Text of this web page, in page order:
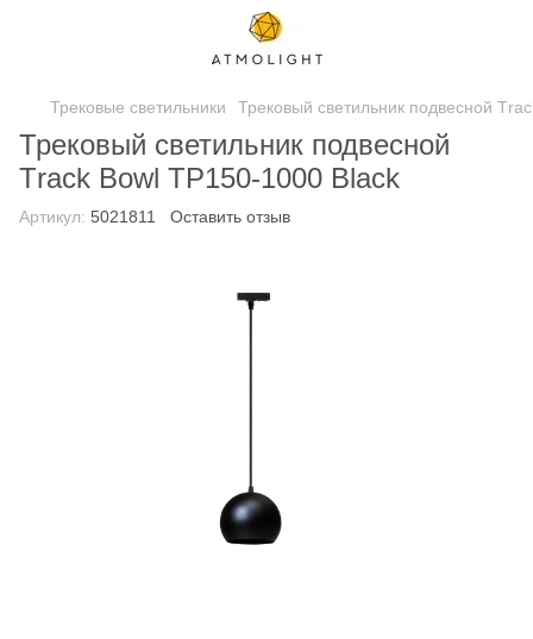
Трековые светильники Трековый светильник подвесной
Трековый светильник подвесной
Тrack Bowl TP150-1000 Black
Артикул: 5021811 Оставить отзыв